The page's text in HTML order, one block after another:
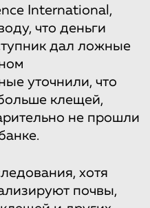
International,
что деньги
дал ложные
уточнили, что
клещей,
не прошли
хотя
почвы,